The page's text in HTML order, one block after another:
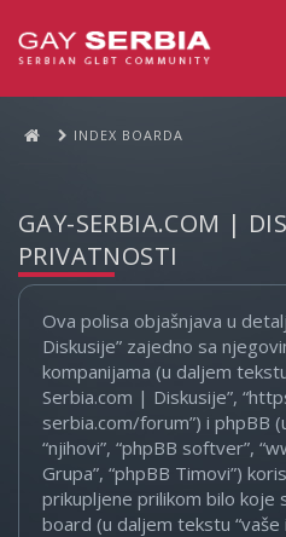
INDEX BOARDA
GAY-SERBIA.COM |
PRIVATNOSTI
Ova polisa objašnjava u
Diskusije” zajedno sa
kompanijama (u daljem tekstu
Serbia.com | Diskusije”,
serbia.com/forum”) i phpBB
“njihovi”, “phpBB softver”,
Grupa”, “phpBB Timovi”)
prikupljene prilikom bilo koje
board (u daljem tekstu “vaše